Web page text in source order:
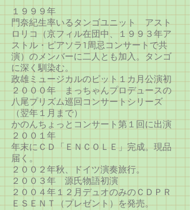
１９９９年
門奈紀生率いるタンゴユニット アスト
ロリコ（京フィル在団中、１９９３年ア
ストル・ピアソラ1周忌コンサートで共
演）のメンバーに二人とも加入。タンゴ
に深く馴染む。
政雄ミュージカルのピット１カ月公演初
２０００年 まっちゃんプロデュースの
八尾プリズム巡回コンサートシリーズ
（翌年１月まで）
かのんちょっとコンサート第１回に出演
２００１年
年末にＣＤ「ＥＮＣＯＬＥ」完成。現品
届く。
２００２年秋、ドイツ演奏旅行。
２００３年 源氏物語初演
２００４年１２月デュオのみのＣＤＰＲ
ＥＳＥＮＴ（プレゼント）を発売。